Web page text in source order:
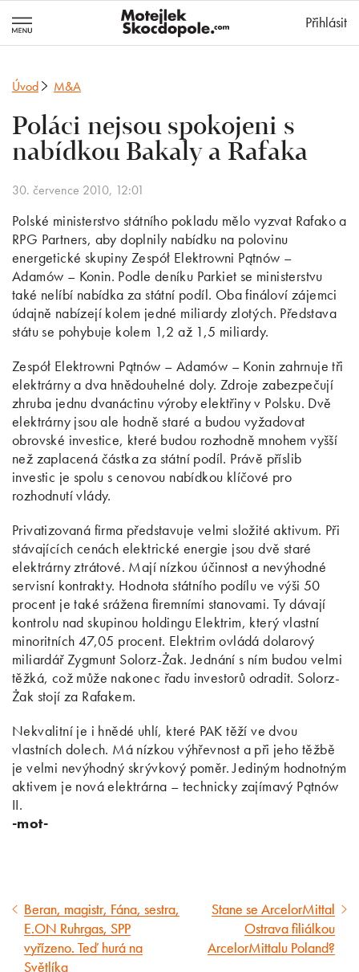
Přihlásit
Úvod M&A
Poláci nejsou spokojeni s
nabídkou Bakaly a Rafaka
30. července 2010, 12:01
Polské ministerstvo státního pokladu mělo vyzvat Rafako a
RPG Partners, aby doplnily nabídku na polovinu
energetické skupiny Zespół Elektrowni Pątnów –
Adamów – Konin. Podle deníku Parkiet se ministerstvu
také nelíbí nabídka za státní podíl. Oba fináloví zájemci
údajně nabízejí kolem jedné miliardy zlotých. Představa
státu se pohybuje kolem 1,2 až 1,5 miliardy.
Zespół Elektrowni Pątnów – Adamów – Konin zahrnuje tři
elektrárny a dva hnědouhelné doly. Zdroje zabezpečují
zhruba jednu dvanáctinu výroby elektřiny v Polsku. Dvě
elektrárny jsou ale hodně staré a budou vyžadovat
obrovské investice, které budou rozhodně mnohem vyšší
než zaplacená částka za státní podíl. Právě příslib
investic je spolu s cenovou nabídkou klíčové pro
rozhodnutí vlády.
Privatizovaná firma představuje velmi složité aktivum. Při
stávajících cenách elektrické energie jsou dvě staré
elektrárny ztrátové. Mají nízkou účinnost a nevýhodné
servisní kontrakty. Hodnota státního podílu ve výši 50
procent je také srážena firemními stanovami. Ty dávají
kontrolu nad skupinou holdingu Elektrim, který vlastní
minoritních 47,05 procent. Elektrim ovládá dolarový
miliardář Zygmunt Solorz-Żak. Jednání s ním budou velmi
těžká, což může nakonec řadu investorů odradit. Solorz-
Żak stojí za Rafakem.
Nekvalitní je i hnědé uhlí, které PAK těží ve dvou
vlastních dolech. Má nízkou výhřevnost a při jeho těžbě
je velmi nevýhodný skrývkový poměr. Jediným hodnotným
aktivem je nová elektrárna – technicky zajímavý Pątnów
II.
-mot-
Předcházející
článek
Beran, magistr, Fána, sestra,
E.ON Ruhrgas, SPP
vyřízeno. Teď hurá na
Světlíka
Následující
Stane se ArcelorMittal
Ostrava filiálkou
ArcelorMittalu Poland?